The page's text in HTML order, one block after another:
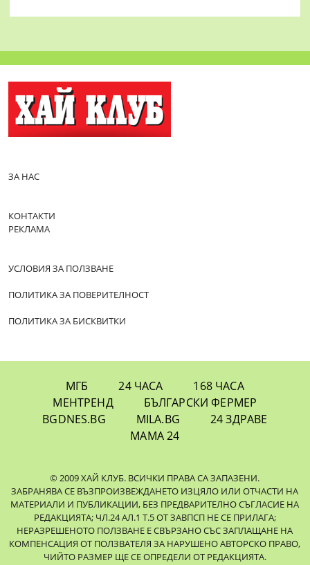
ЗА НАС
КОНТАКТИ
РЕКЛАМА
УСЛОВИЯ ЗА ПОЛЗВАНЕ
ПОЛИТИКА ЗА ПОВЕРИТЕЛНОСТ
ПОЛИТИКА ЗА БИСКВИТКИ
МГБ 24 ЧАСА
168 ЧАСА
МЕНТРЕНД
БЪЛГАРСКИ ФЕРМЕР
BGDNES.BG
MILA.BG
24 ЗДРАВЕ
МАМА 24
© 2009 ХАЙ КЛУБ. ВСИЧКИ ПРАВА СА ЗАПАЗЕНИ.
ЗАБРАНЯВА СЕ ВЪЗПРОИЗВЕЖДАНЕТО ИЗЦЯЛО ИЛИ ОТЧАСТИ НА
МАТЕРИАЛИ И ПУБЛИКАЦИИ, БЕЗ ПРЕДВАРИТЕЛНО СЪГЛАСИЕ НА
РЕДАКЦИЯТА; ЧЛ.24 АЛ.1 Т.5 ОТ ЗАВПСП НЕ СЕ ПРИЛАГА;
НЕРАЗРЕШЕНОТО ПОЛЗВАНЕ Е СВЪРЗАНО СЪС ЗАПЛАЩАНЕ НА
КОМПЕНСАЦИЯ ОТ ПОЛЗВАТЕЛЯ ЗА НАРУШЕНО АВТОРСКО ПРАВО,
ЧИЙТО РАЗМЕР ЩЕ СЕ ОПРЕДЕЛИ ОТ РЕДАКЦИЯТА.